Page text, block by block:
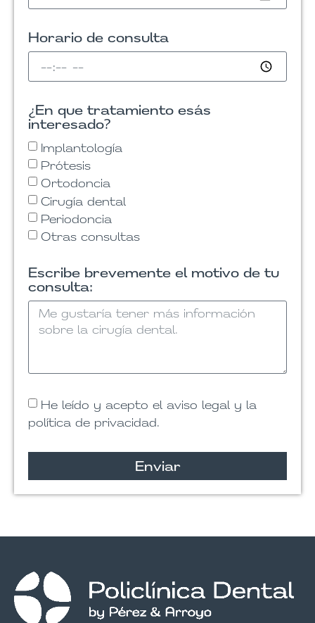
Horario de consulta
¿En que tratamiento esás
interesado?
Implantología
Prótesis
Ortodoncia
Cirugía dental
Periodoncia
Otras consultas
Escribe brevemente el motivo de tu
consulta:
He leído y acepto el aviso legal y la
política de privacidad.
Enviar